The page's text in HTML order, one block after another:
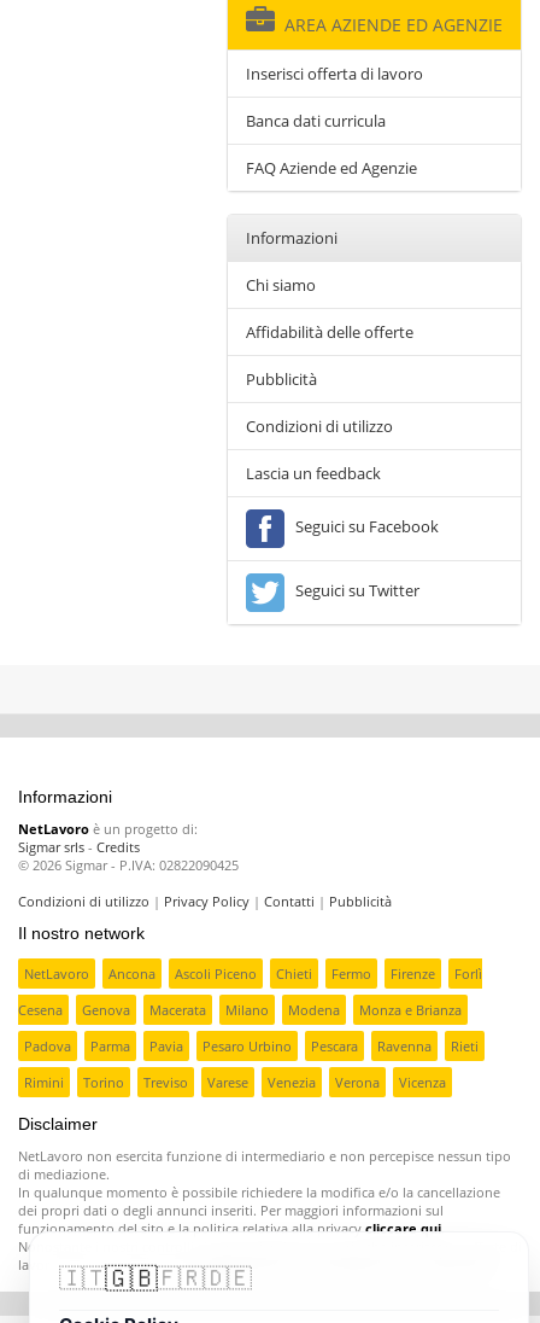
AREA AZIENDE ED AGENZIE
Inserisci offerta di lavoro
Banca dati curricula
FAQ Aziende ed Agenzie
Informazioni
Chi siamo
Affidabilità delle offerte
Pubblicità
Condizioni di utilizzo
Lascia un feedback
Seguici su Facebook
Seguici su Twitter
Informazioni
NetLavoro è un progetto di:
Sigmar srls - Credits
© 2026 Sigmar - P.IVA: 02822090425
Condizioni di utilizzo | Privacy Policy | Contatti | Pubblicità
Il nostro network
NetLavoro Ancona Ascoli Piceno Chieti Fermo Firenze
Forlì
Cesena
Genova Macerata Milano Modena
Monza e Brianza
Padova
Parma Pavia Pesaro Urbino Pescara Ravenna
Rieti
Rimini
Torino Treviso Varese Venezia Verona Vicenza
Disclaimer
NetLavoro non esercita funzione di intermediario e non percepisce nessun tipo
di mediazione.
In qualunque momento è possibile richiedere la modifica e/o la cancellazione
dei propri dati o degli annunci inseriti. Per maggiori informazioni sul
funzionamento del sito e la politica relativa alla privacy cliccare qui
Nonostante i nostri controlli ci sono aziende poco serie che inseriscono offerte di
lavoro fasulle o ingannevoli;segnalatecele e provvederemo a rimuoverle
🇮🇹🇬🇧🇫🇷🇩🇪